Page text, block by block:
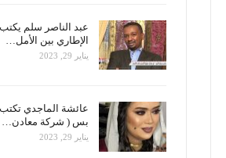
عبد الناصر سلم
الإطاري بين الأمل…
يناير 29, 2023
عائشة الماجدي
بس ( شركة معادن…
يناير 29, 2023